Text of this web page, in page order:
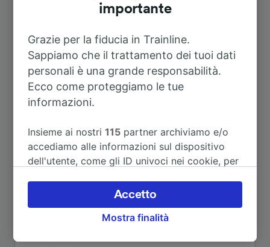
Itinerari più popolari da Celorico da
Beira
A Parigi 9h 21m
A Irún 3h 33m
importante
Grazie per la fiducia in Trainline.
Sappiamo che il trattamento dei tuoi dati
personali è una grande responsabilità.
Ecco come proteggiamo le tue
informazioni.
Insieme ai nostri115 partner archiviamo e/o
accediamo alle informazioni sul dispositivo
dell'utente, come gli ID univoci nei cookie, per
accettare o gestire le proprie scelte facendo
clic di seguito, tra cui il proprio diritto di
opporsi sulla base di un interesse legittimo o
Mostra finalità
Accetto